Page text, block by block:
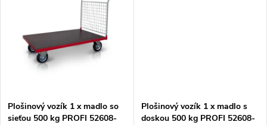
dlhú životnosť aj v náročných...
Plošinový vozík 1 x madlo so
sieťou 500 kg PROFI 52608-
Plošinový vozík 1 x madlo s
doskou 500 kg PROFI 52608-